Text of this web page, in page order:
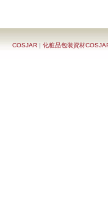
COSJAR | 化粧品包装資材